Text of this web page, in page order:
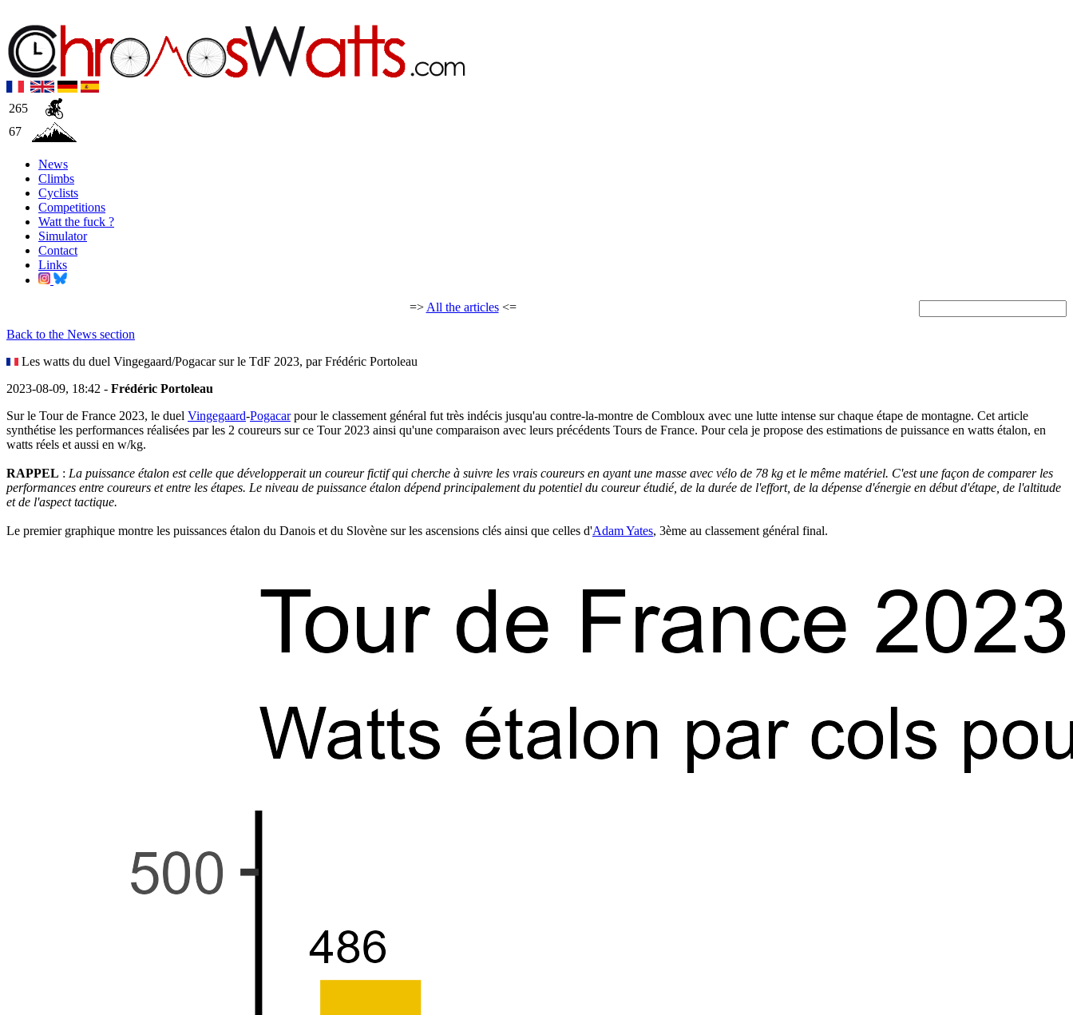
265
67
News
Climbs
Cyclists
Competitions
Watt the fuck ?
Simulator
Contact
Links
=> All the articles<=
Back to the News section
Les watts du duel Vingegaard/Pogacar sur le TdF 2023, par Frédéric Portoleau
2023-08-09, 18:42 - Frédéric Portoleau
Sur le Tour de France 2023, le duel Vingegaard-Pogacarpour le classement général fut très indécis jusqu'au contre-la-montre de Combloux avec une lutte intense sur chaque étape de montagne. Cet article
synthétise les performances réalisées par les 2 coureurs sur ce Tour 2023 ainsi qu'une comparaison avec leurs précédents Tours de France. Pour cela je propose des estimations de puissance en watts étalon, en
watts réels et aussi en w/kg.
RAPPEL : La puissance étalon est celle que développerait un coureur fictif qui cherche à suivre les vrais coureurs en ayant une masse avec vélo de 78 kg et le même matériel. C'est une façon de comparer les
performances entre coureurs et entre les étapes. Le niveau de puissance étalon dépend principalement du potentiel du coureur étudié, de la durée de l'effort, de la dépense d'énergie en début d'étape, de l'altitude
et de l'aspect tactique.
Le premier graphique montre les puissances étalon du Danois et du Slovène sur les ascensions clés ainsi que celles d'Adam Yates, 3ème au classement général final.